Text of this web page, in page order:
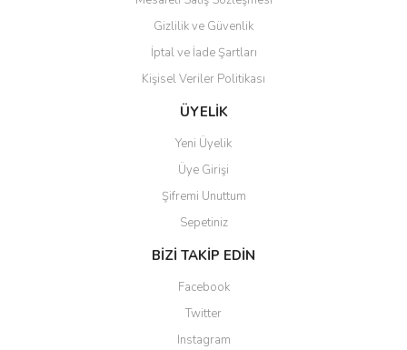
Gizlilik ve Güvenlik
İptal ve İade Şartları
Kişisel Veriler Politikası
ÜYELİK
Yeni Üyelik
Üye Girişi
Şifremi Unuttum
Sepetiniz
BİZİ TAKİP EDİN
Facebook
Twitter
Instagram